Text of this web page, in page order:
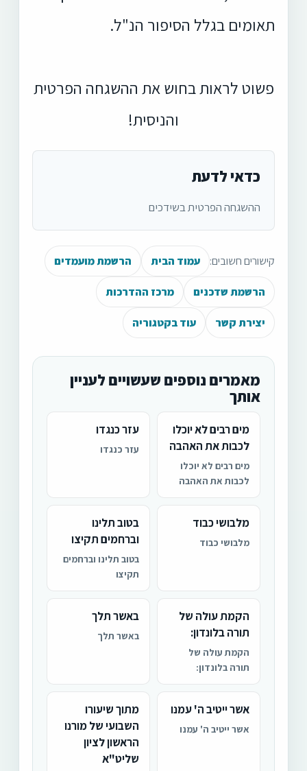
תאומים בגלל הסיפור הנ"ל.
פשוטלראות בחוש את ההשגחה הפרטית
והניסית!
כדאי לדעת
ההשגחה הפרטית בשידכים
קישורים חשובים: עמוד הבית הרשמת מועמדים
הרשמת שדכנים מרכז ההדרכות
יצירת קשר עוד בקטגוריה
מאמרים נוספים שעשויים לעניין
אותך
מים רבים לא יוכלו
לכבות את האהבה
מים רבים לא יוכלו
לכבות את האהבה
עזר כנגדו
עזר כנגדו
מלבושי כבוד
מלבושי כבוד
בטוב תלינו
וברחמים תקיצו
בטוב תלינו וברחמים
תקיצו
הקמת עולה של
תורה בלונדון:
הקמת עולה של
תורה בלונדון:
באשר תלך
באשר תלך
אשר ייטיב ה' עמנו
אשר ייטיב ה' עמנו
מתוך שיעורו
השבועי של מורנו
הראשון לציון
שליט"א